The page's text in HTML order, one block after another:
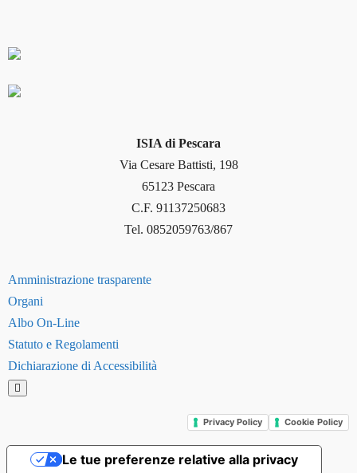
ISIA di Pescara
Via Cesare Battisti, 198
65123 Pescara
C.F. 91137250683
Tel. 0852059763/867
Amministrazione trasparente
Organi
Albo On-Line
Statuto e Regolamenti
Dichiarazione di Accessibilità
Hamburger Toggle Menu
Privacy Policy Cookie Policy
Le tue preferenze relative alla privacy